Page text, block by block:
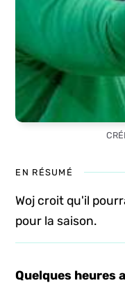
EN RÉSUMÉ
Woj croit qu'il
pour la saison.
Quelques heures